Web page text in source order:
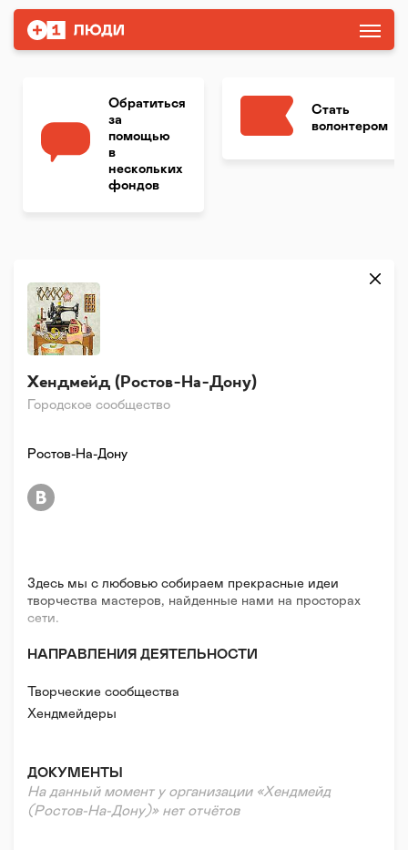
Обратиться
за
помощью
в
нескольких
фондов
Стать
волонтером
Городское сообщество
Хендмейд (Ростов-На-Дону)
Здесь мы с любовью собираем прекрасные идеи
творчества мастеров, найденные нами на просторах
сети.
НАПРАВЛЕНИЯ ДЕЯТЕЛЬНОСТИ
Творческие сообщества
Хендмейдеры
ДОКУМЕНТЫ
На данный момент у организации «Хендмейд
(Ростов-На-Дону)» нет отчётов
Ростов-На-Дону